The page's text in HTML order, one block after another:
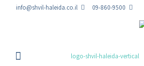
09-860-9500
info@shvil-haleida.co.il